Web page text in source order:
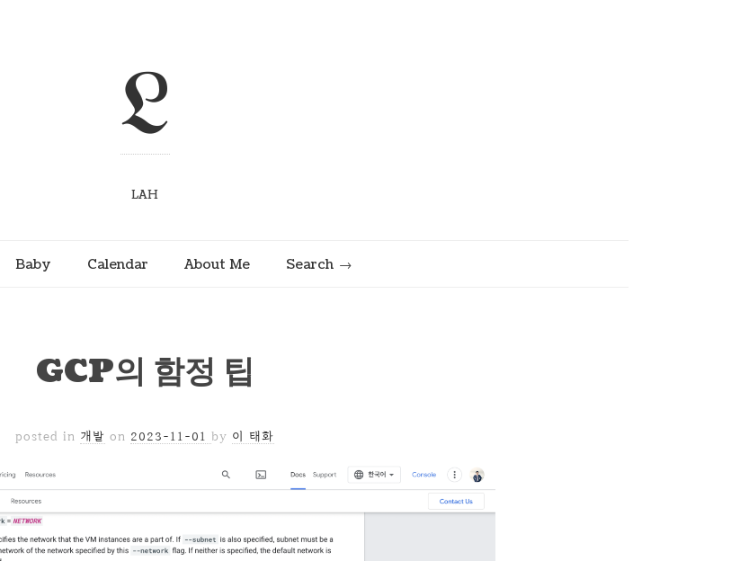
L
LAH
Baby Calendar About Me Search
GCP의 함정 팁
posted in 개발 on 2023-11-01 by 이 태화